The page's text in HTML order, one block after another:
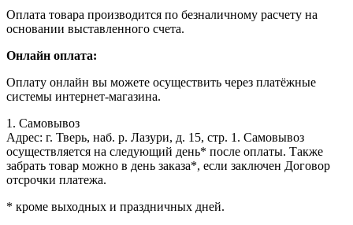
Оплата товара производится по безналичному расчету на
основании выставленного счета.
Онлайн оплата:
Оплату онлайн вы можете осуществить через платёжные
системы интернет-магазина.
1. Самовывоз
Адрес: г. Тверь, наб. р. Лазури, д. 15, стр. 1. Самовывоз
осуществляется на следующий день* после оплаты. Также
забрать товар можно в день заказа*, если заключен Договор
отсрочки платежа.
* кроме выходных и праздничных дней.